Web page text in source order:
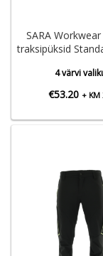
SARA
traksipüksid
4 värvi
€53.20 + KM